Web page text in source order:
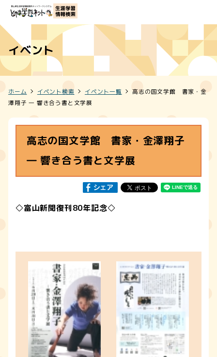
イベント
ホーム イベント検索 イベント一覧
高志の国文学館 書家・金
澤翔子 ― 響き合う書と文学展
高志の国文学館 書家・金澤翔子
― 響き合う書と文学展
◇富山新聞復刊80年記念◇